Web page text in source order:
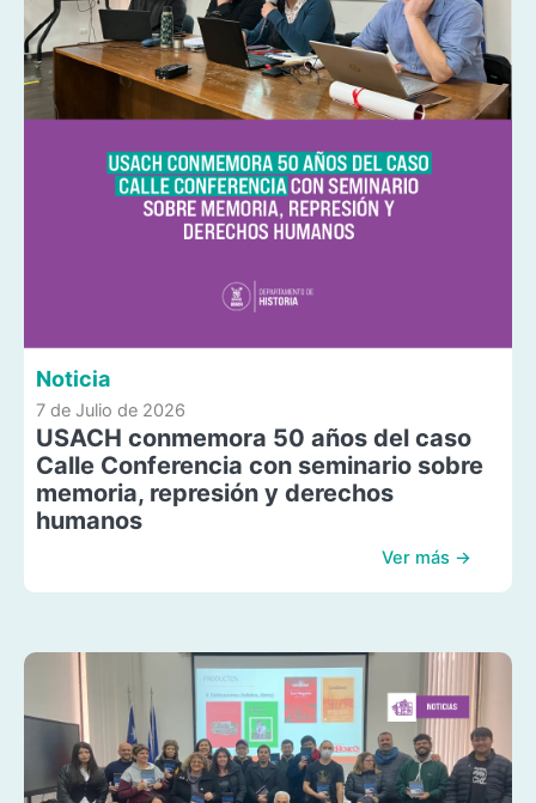
Noticia
7 de Julio de 2026
USACH conmemora 50 años del caso
Calle Conferencia con seminario sobre
memoria, represión y derechos
humanos
Ver más →